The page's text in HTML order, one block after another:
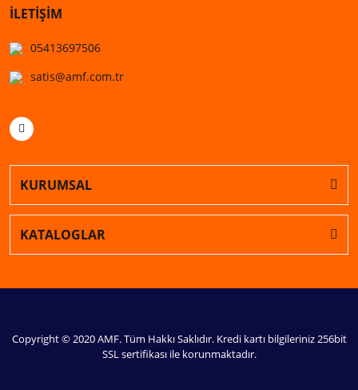
İLETİŞİM
05413697506
satis@amf.com.tr
KURUMSAL
KATALOGLAR
Copyright © 2020 AMF. Tüm Hakkı Saklıdır. Kredi kartı bilgileriniz 256bit
SSL sertifikası ile korunmaktadır.